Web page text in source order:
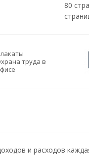
80
труда в
и расходов